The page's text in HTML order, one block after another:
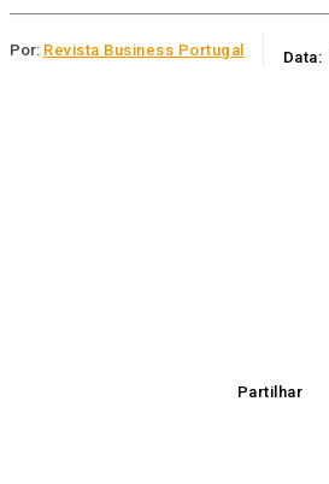
Por: Revista Business Portugal Data:
Partilhar